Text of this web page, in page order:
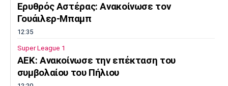
Ερυθρός Αστέρας: Ανακοίνωσε τον
Γουάιλερ-Μπαμπ
12:35
Super League 1
ΑΕΚ: Ανακοίνωσε την επέκταση του
συμβολαίου του Πήλιου